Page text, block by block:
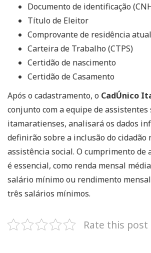
Documento de identificação
Título de Eleitor
Comprovante de residência
Carteira de Trabalho (CTPS)
Certidão de nascimento
Certidão de Casamento
Após o cadastramento, o CadÚnico
conjunto com a equipe de assistentes
itamaratienses, analisará os dados
definirão sobre a inclusão do cidadão
assistência social. O cumprimento de
é essencial, como renda mensal
salário mínimo ou rendimento
três salários mínimos.
Rate this post